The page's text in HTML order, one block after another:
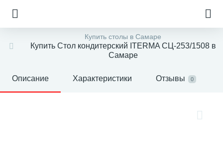
Купить столы в Самаре
Купить Стол кондитерский ITERMA СЦ-253/1508 в
Самаре
Описание Характеристики Отзывы 0